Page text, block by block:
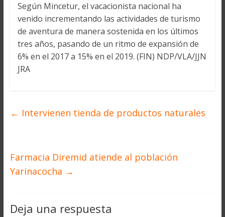
Según Mincetur, el vacacionista nacional ha
venido incrementando las actividades de turismo
de aventura de manera sostenida en los últimos
tres años, pasando de un ritmo de expansión de
6% en el 2017 a 15% en el 2019. (FIN) NDP/VLA/JJN
JRA
← Intervienen tienda de productos naturales
Farmacia Diremid atiende al población
Yarinacocha →
Deja una respuesta